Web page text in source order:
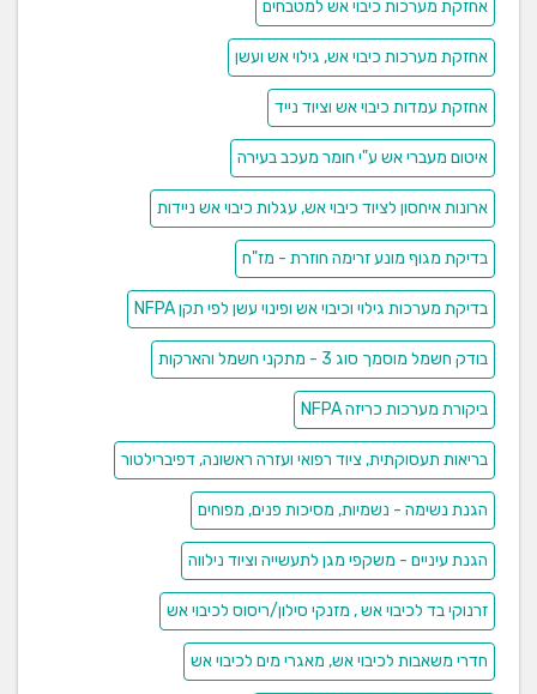
אחזקת מערכות כיבוי אש למטבחים
אחזקת מערכות כיבוי אש, גילוי אש ועשן
אחזקת עמדות כיבוי אש וציוד נייד
איטום מעברי אש ע"י חומר מעכב בעירה
ארונות איחסון לציוד כיבוי אש, עגלות כיבוי אש ניידות
בדיקת מגוף מונע זרימה חוזרת - מז"ח
בדיקת מערכות גילוי וכיבוי אש ופינוי עשן לפי תקן NFPA
בודק חשמל מוסמך סוג 3 - מתקני חשמל והארקות
ביקורת מערכות כריזה NFPA
בריאות תעסוקתית, ציוד רפואי ועזרה ראשונה, דפיברילטור
הגנת נשימה - נשמיות, מסיכות פנים, מפוחים
הגנת עיניים - משקפי מגן לתעשייה וציוד נילווה
זרנוקי בד לכיבוי אש , מזנקי סילון/ריסוס לכיבוי אש
חדרי משאבות לכיבוי אש, מאגרי מים לכיבוי אש